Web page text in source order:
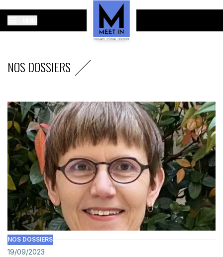
NOS DOSSIERS
NOS DOSSIERS
19/09/2023